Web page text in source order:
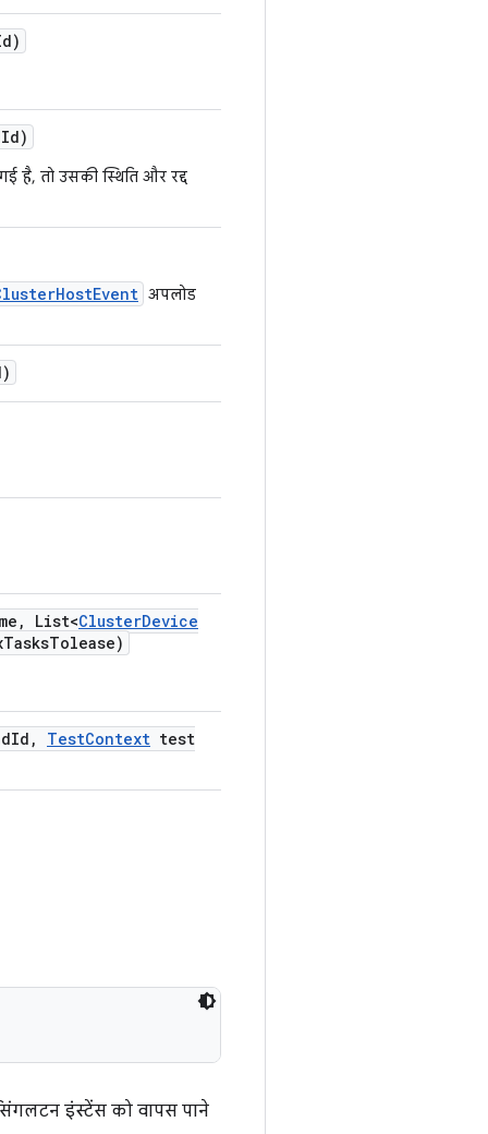
Id)
है, तो उसकी स्थिति और रद्द
अपलोड
, List<ClusterDevice
TasksTolease)
Id , TestContext test
इंस्टेंस को वापस पाने